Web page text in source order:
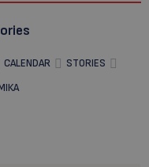
CALENDAR
STORIES